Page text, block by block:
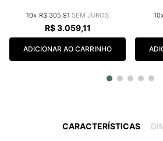
10 R$ 305 91
R$ 3.059,11
ADICIONAR AO CARRINHO
10
CARACTERÍSTICAS